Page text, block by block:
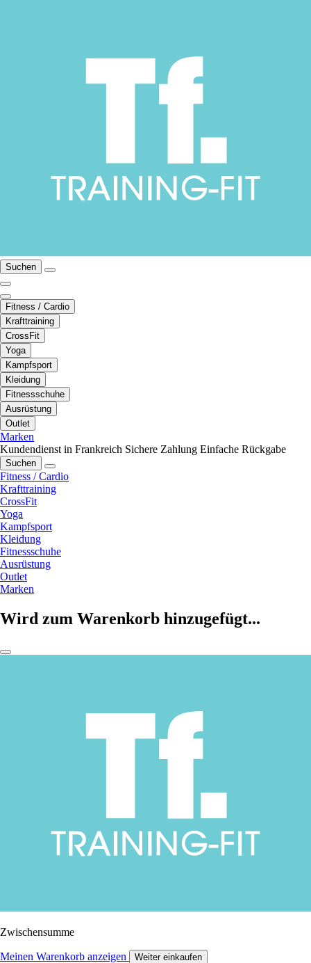
Suchen
Fitness / Cardio
Krafttraining
CrossFit
Yoga
Kampfsport
Kleidung
Fitnessschuhe
Ausrüstung
Outlet
Marken
Kundendienst in Frankreich Sichere Zahlung Einfache Rückgabe
Suchen
Fitness / Cardio
Krafttraining
CrossFit
Yoga
Kampfsport
Kleidung
Fitnessschuhe
Ausrüstung
Outlet
Marken
Wird zum Warenkorb hinzugefügt...
Zwischensumme
Meinen Warenkorb anzeigen Weiter einkaufen